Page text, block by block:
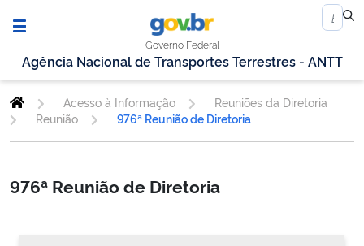
Governo Federal
Agência Nacional de Transportes Terrestres - ANTT
Acesso à Informação
Reuniões da Diretoria
Reunião
976ª Reunião de Diretoria
976ª Reunião de Diretoria